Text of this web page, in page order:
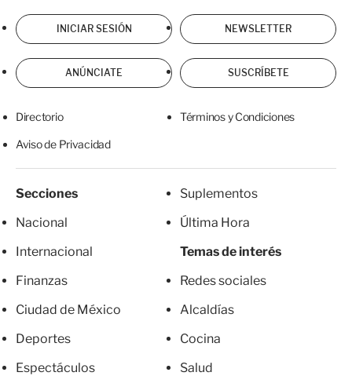
INICIAR SESIÓN NEWSLETTER
ANÚNCIATE SUSCRÍBETE
Directorio Términos y Condiciones
Aviso de Privacidad
Secciones
Nacional
Internacional
Finanzas
Ciudad de México
Deportes
Espectáculos
Suplementos
Última Hora
Temas de interés
Redes sociales
Alcaldías
Cocina
Salud